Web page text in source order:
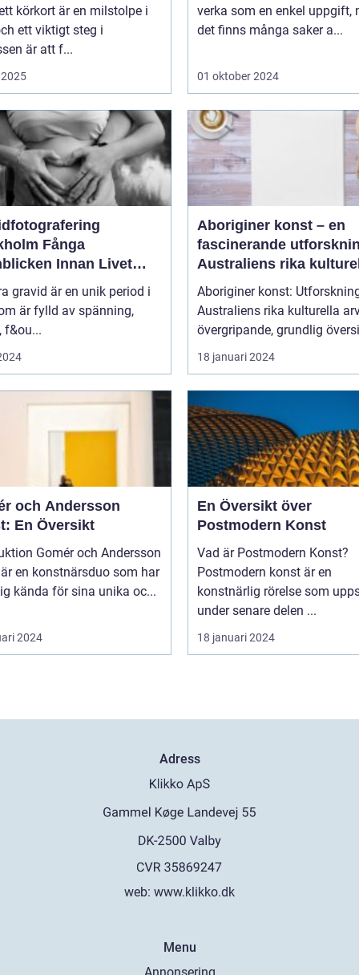
körkort är en milstolpe i
ett viktigt steg i
är att f...
verka som en enkel uppgift,
det finns många saker a...
01 oktober 2024
Fånga
Innan Livet
gravid är en unik period i
är fylld av spänning,
f&ou...
Aboriginer konst – en
fascinerande
Australiens rika
arv
Aboriginer konst:
Australiens rika kulturella arv
övergripande, grundlig
18 januari 2024
och Andersson
En Översikt
och Andersson
en konstnärsduo som har
kända för sina unika oc...
2024
En Översikt över
Postmodern Konst
Vad är Postmodern Konst?
Postmodern konst är en
konstnärlig rörelse som
under senare delen ...
18 januari 2024
Adress
web: www.klikko.dk
Menu